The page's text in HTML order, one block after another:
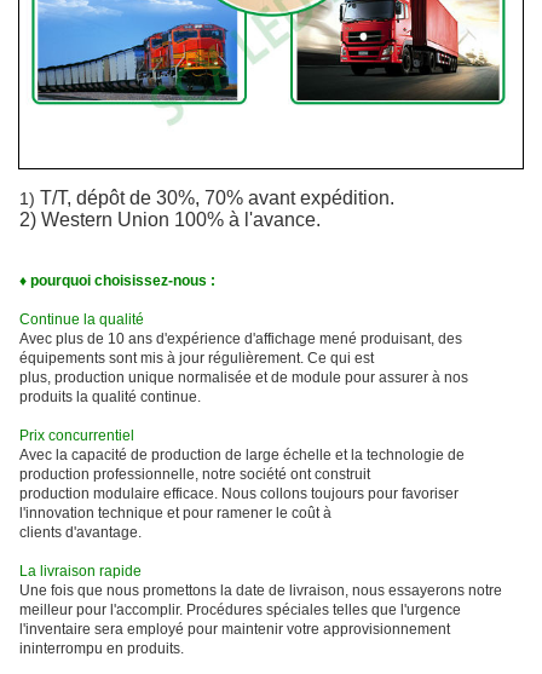
1) T/T, dépôt de 30%, 70% avant expédition.
2) Western Union 100% à l'avance.
♦ pourquoi choisissez-nous :
Continue la qualité
Avec plus de 10 ans d'expérience d'affichage mené produisant, des
équipements sont mis à jour régulièrement. Ce qui est
plus, production unique normalisée et de module pour assurer à nos
produits la qualité continue.
Prix concurrentiel
Avec la capacité de production de large échelle et la technologie de
production professionnelle, notre société ont construit
production modulaire efficace. Nous collons toujours pour favoriser
l'innovation technique et pour ramener le coût à
clients d'avantage.
La livraison rapide
Une fois que nous promettons la date de livraison, nous essayerons notre
meilleur pour l'accomplir. Procédures spéciales telles que l'urgence
l'inventaire sera employé pour maintenir votre approvisionnement
ininterrompu en produits.